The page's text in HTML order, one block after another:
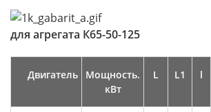
для агрегата К65-50-125
Двигатель
Мощность.
кВт
L L1 l